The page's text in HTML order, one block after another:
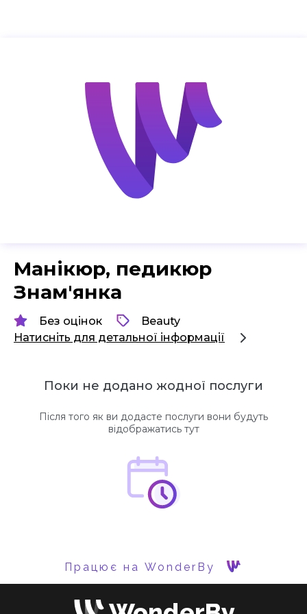
Манікюр, педикюр
Знам'янка
Без оцінок
Beauty
Натисніть для детальної інформації
Поки не додано жодної послуги
Після того як ви додасте послуги вони будуть
відображатись тут
Працює на WonderBy